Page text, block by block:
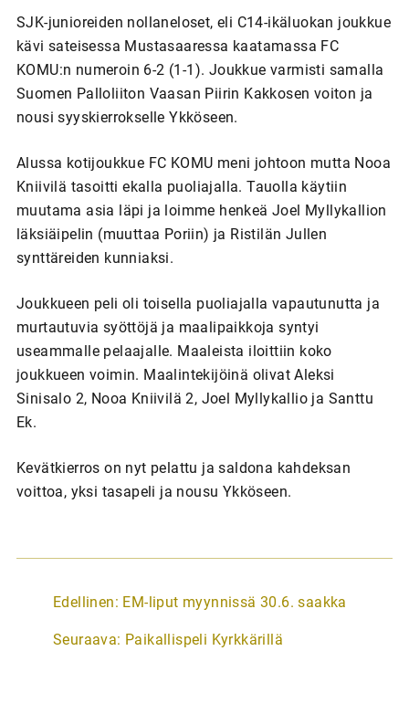
SJK-junioreiden nollaneloset, eli C14-ikäluokan joukkue
kävi sateisessa Mustasaaressa kaatamassa FC
KOMU:n numeroin 6-2 (1-1). Joukkue varmisti samalla
Suomen Palloliiton Vaasan Piirin Kakkosen voiton ja
nousi syyskierrokselle Ykköseen.
Alussa kotijoukkue FC KOMU meni johtoon mutta Nooa
Kniivilä tasoitti ekalla puoliajalla. Tauolla käytiin
muutama asia läpi ja loimme henkeä Joel Myllykallion
läksiäipelin (muuttaa Poriin) ja Ristilän Jullen
synttäreiden kunniaksi.
Joukkueen peli oli toisella puoliajalla vapautunutta ja
murtautuvia syöttöjä ja maalipaikkoja syntyi
useammalle pelaajalle. Maaleista iloittiin koko
joukkueen voimin. Maalintekijöinä olivat Aleksi
Sinisalo 2, Nooa Kniivilä 2, Joel Myllykallio ja Santtu
Ek.
Kevätkierros on nyt pelattu ja saldona kahdeksan
voittoa, yksi tasapeli ja nousu Ykköseen.
A
t
Edellinen: EM-liput myynnissä 30.6. saakka
Seuraava: Paikallispeli Kyrkkärillä